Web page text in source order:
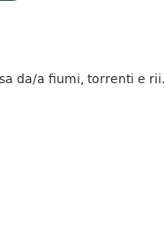
da/a fiumi, torrenti e rii.